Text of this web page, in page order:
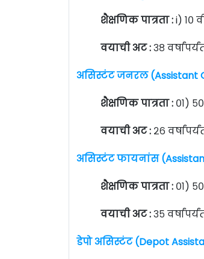
शैक्षणिक पात्रता :i) १०
वयाची अट :३८
असिस्टंट जनरल (Assistant
शैक्षणिक पात्रता : ०१)
वयाची अट : २६
असिस्टंट फायनांस
शैक्षणिक पात्रता : ०१)
वयाची अट :३५
डेपो असिस्टंट (Depot